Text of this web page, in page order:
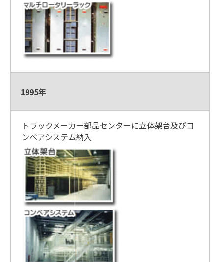
1995年
トラックメーカー部品センターに立体架台及びコ
ンベアシステム納入